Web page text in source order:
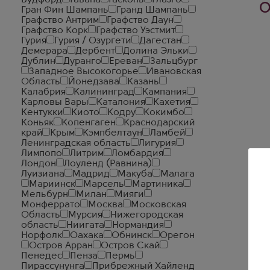
Гран Фин Шампань
Гранд Шампань
Графство Антрим
Графство Даун
Графство Корк
Графство Уэстмит
Гурия
Гурия / Озургети
Дагестан
Демерара
Дербент
Долина Эльки
Дублин
Дуранго Ереван
Зальцбург
Западное Высокогорье
Ивановская
Область
Йонедзава
Казань
Калабрия
Калининград
Кампания
Карловы Вары
Каталония
Кахетия
Кентукки
Киото Кодру
Кокимбо
Коньяк
Копенгаген
Краснодарский
край
Крым Кэмпбелтаун
Ламбей
Ленинградская область
Лигурия
Лимпопо
Литрим
Ломбардия
Лондон
Лоуленд (Равнина)
Луизиана
Мадрид Макуба
Малага
Мариинск
Марсель
Мартиника
Мельбурн
Милан
Мияги
Монферрато
Москва
Московская
Область
Мурсия
Нижегородская
область
Ниигата
Нормандия
Норфолк
Оахака Обнинск
Орегон
Остров Арран
Остров Скай
Пенедес
Пенза
Пермь
Пирассунунга
Прибрежный Хайленд